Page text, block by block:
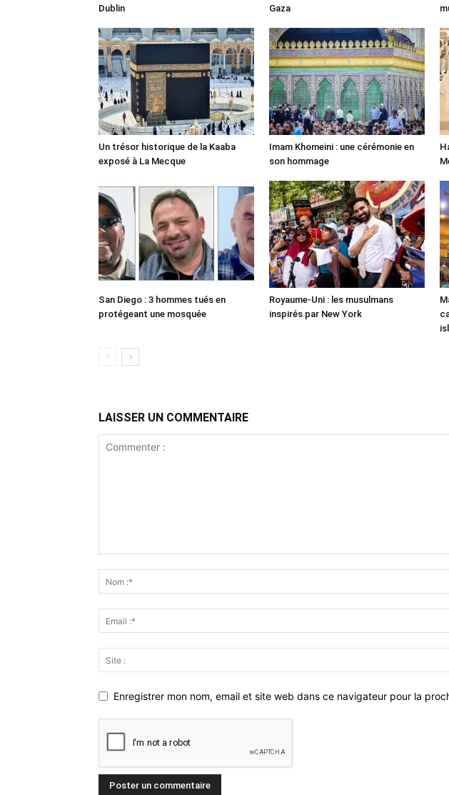
Dublin
Gaza
Un trésor historique de la Kaaba
exposé à La Mecque
Imam Khomeini : une cérémonie en
son hommage
San Diego : 3 hommes tués en
protégeant une mosquée
Royaume-Uni : les musulmans
inspirés par New York
LAISSER UN COMMENTAIRE
Enregistrer mon nom, email et site web dans ce navigateur pour la